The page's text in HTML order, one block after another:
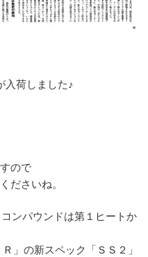
入荷しました♪
ので
ださいね。
ンパウンドは第１ヒートか
」の新スペック「ＳＳ２」